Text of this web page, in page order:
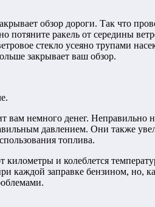
обзор дороги. Так что
потяните ракель от середины
стекло усеяно трупами
закрывает ваш обзор.
вам немного денег.
давлением. Они также
топлива.
и колеблется
каждой заправке бензином, но,